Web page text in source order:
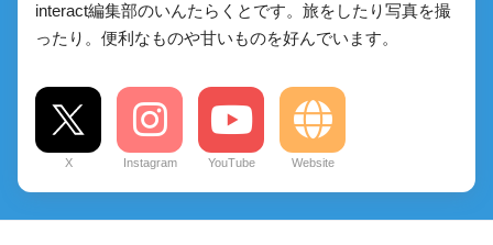
interact編集部のいんたらくとです。旅をしたり写真を撮
ったり。便利なものや甘いものを好んでいます。
X Instagram YouTube Website